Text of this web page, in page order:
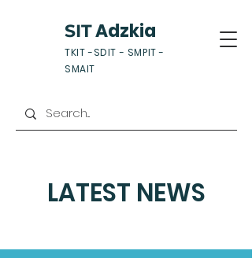
SITAdzkia
TKIT -SDIT - SMPIT -
SMAIT
LATEST NEWS